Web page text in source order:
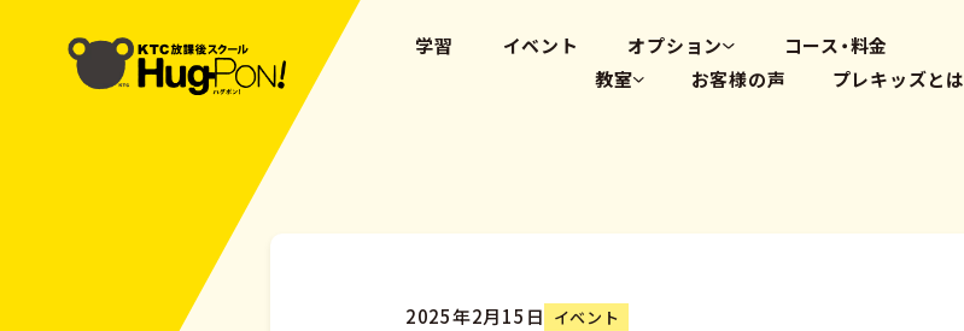
学習 イベント オプション
コース・料金
教室
お客様の声 プレキッズとは
2025年2月15日 イベント